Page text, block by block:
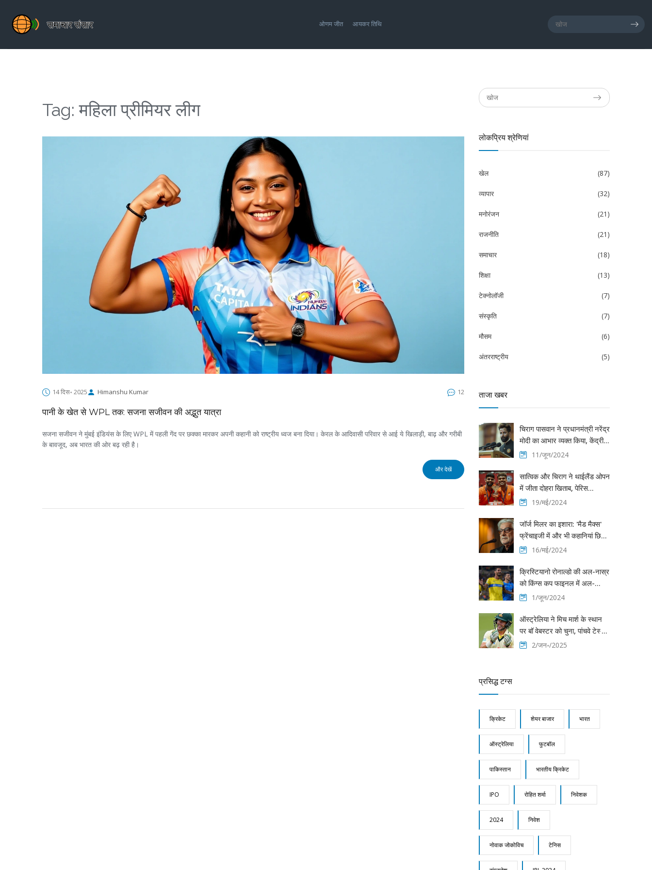
ओणम जीत आयकर तिथि
Tag: महिला प्रीमियर लीग
14 दिस॰ 2025 Himanshu Kumar 12
पानी के खेत से WPL तक: सजना सजीवन की अद्भुत यात्रा
सजना सजीवन ने मुंबई इंडियंस के लिए WPL में पहली गेंद पर छक्का मारकर अपनी कहानी को राष्ट्रीय ध्वज बना दिया। केरल के आदिवासी परिवार से आई ये खिलाड़ी, बाढ़ और गरीबी
के बावजूद, अब भारत की ओर बढ़ रही है।
और देखें
लोकप्रिय श्रेणियां
खेल (87)
व्यापार (32)
मनोरंजन (21)
राजनीति (21)
समाचार (18)
शिक्षा (13)
टेक्नोलॉजी (7)
संस्कृति (7)
मौसम (6)
अंतरराष्ट्रीय (5)
ताजा खबर
चिराग पासवान ने प्रधानमंत्री नरेंद्र
मोदी का आभार व्यक्त किया, केंद्रीय
मंत्री बनने के बाद व्यक्त की खुशी
11/जून/2024
सात्विक और चिराग ने थाईलैंड ओपन
में जीता दोहरा खिताब, पेरिस
ओलंपिक की तैयारियों को मिला बल
19/मई/2024
जॉर्ज मिलर का इशारा: 'मैड मैक्स'
फ्रेंचाइजी में और भी कहानियां छिपी
हैं, 'फ्यूरियोसा' के प्रदर्शन पर निर्भर
16/मई/2024
क्रिस्टियानो रोनाल्डो की अल-नास्र
को किंग्स कप फाइनल में अल-
हिलाल से मिली पेनल्टी में हार
1/जून/2024
ऑस्ट्रेलिया ने मिच मार्श के स्थान
पर बॉ वेबस्टर को चुना, पांचवे टेस्ट
में भारतीय टीम के खिलाफ बदलाव
2/जन॰/2025
प्रसिद्ध टग्स
क्रिकेट शेयर बाजार भारत
ऑस्ट्रेलिया फुटबॉल
पाकिस्तान भारतीय क्रिकेट
IPO रोहित शर्मा निवेशक
2024 निवेश
नोवाक जोकोविच टेनिस